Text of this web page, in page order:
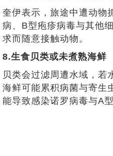
奎伊表示，旅途中遭动物
病、B型疱疹病毒与其他
求而随意接触动物。
8.生食贝类或未煮熟海鲜
贝类会过滤周遭水域，若
海鲜可能累积病菌与寄生
能导致感染诺罗病毒与A型